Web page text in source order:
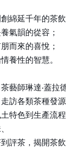
綿延千年的茶飲
氣韻的從容；
而來的喜悅；
養性的智慧。
藝師琳達‧蓋拉
訪各類茶種發源
特色到生產流
評茶，揭開茶